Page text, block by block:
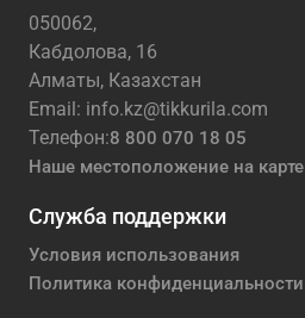
050062,
Кабдолова, 16
Алматы, Казахстан
Email: info.kz@tikkurila.com
Телефон:8 800 070 18 05
Наше местоположение на карте
Служба поддержки
Условия использования
Политика конфиденциальности